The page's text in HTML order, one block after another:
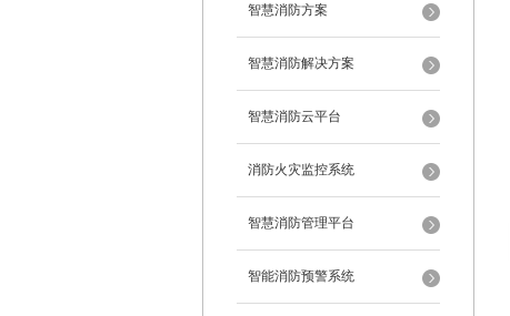
智慧消防方案
智慧消防解决方案
智慧消防云平台
消防火灾监控系统
智慧消防管理平台
智能消防预警系统